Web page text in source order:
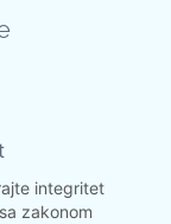
integritet
zakonom